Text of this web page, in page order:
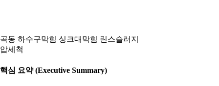
동 하수구막힘 싱크대막힘 린스슬러지
세척
심 요약 (Executive Summary)